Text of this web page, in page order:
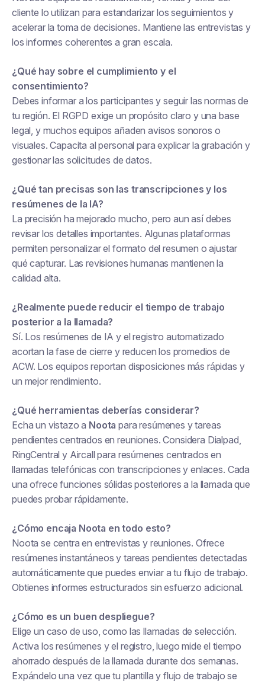
cliente lo utilizan para estandarizar los seguimientos y
acelerar la toma de decisiones. Mantiene las entrevistas y
los informes coherentes a gran escala.
¿Qué hay sobre el cumplimiento y el
consentimiento?
Debes informar a los participantes y seguir las normas de
tu región. El RGPD exige un propósito claro y una base
legal, y muchos equipos añaden avisos sonoros o
visuales. Capacita al personal para explicar la grabación y
gestionar las solicitudes de datos.
¿Qué tan precisas son las transcripciones y los
resúmenes de la IA?
La precisión ha mejorado mucho, pero aun así debes
revisar los detalles importantes. Algunas plataformas
permiten personalizar el formato del resumen o ajustar
qué capturar. Las revisiones humanas mantienen la
calidad alta.
¿Realmente puede reducir el tiempo de trabajo
posterior a la llamada?
Sí. Los resúmenes de IA y el registro automatizado
acortan la fase de cierre y reducen los promedios de
ACW. Los equipos reportan disposiciones más rápidas y
un mejor rendimiento.
¿Qué herramientas deberías considerar?
Echa un vistazo a Noota para resúmenes y tareas
pendientes centrados en reuniones. Considera Dialpad,
RingCentral y Aircall para resúmenes centrados en
llamadas telefónicas con transcripciones y enlaces. Cada
una ofrece funciones sólidas posteriores a la llamada que
puedes probar rápidamente.
¿Cómo encaja Noota en todo esto?
Noota se centra en entrevistas y reuniones. Ofrece
resúmenes instantáneos y tareas pendientes detectadas
automáticamente que puedes enviar a tu flujo de trabajo.
Obtienes informes estructurados sin esfuerzo adicional.
¿Cómo es un buen despliegue?
Elige un caso de uso, como las llamadas de selección.
Activa los resúmenes y el registro, luego mide el tiempo
ahorrado después de la llamada durante dos semanas.
Expándelo una vez que tu plantilla y flujo de trabajo se